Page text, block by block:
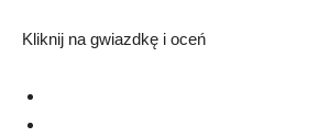
Kliknij na gwiazdkę i oceń